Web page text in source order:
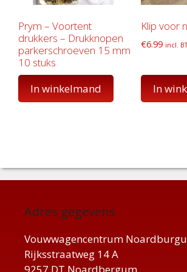
Prym – Voortent
drukkers – Drukknopen
parkerschroeven 15 mm
10 stuks
€
In winkelmand
Klip voor
€6.99 incl.
In
Adres gegevens
Vouwwagencentrum
Rijksstraatweg 14 A
9257 DT Noardbergum